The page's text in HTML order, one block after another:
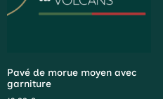
Pavé de morue moyen avec
garniture